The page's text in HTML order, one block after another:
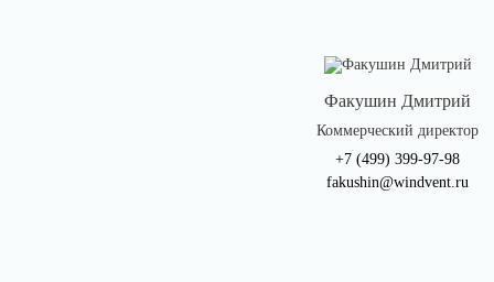
Факушин Дмитрий
Коммерческий директор
+7 (499) 399-97-98
fakushin@windvent.ru